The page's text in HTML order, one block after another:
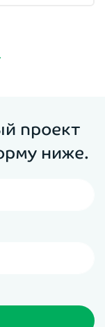
проект
ниже.